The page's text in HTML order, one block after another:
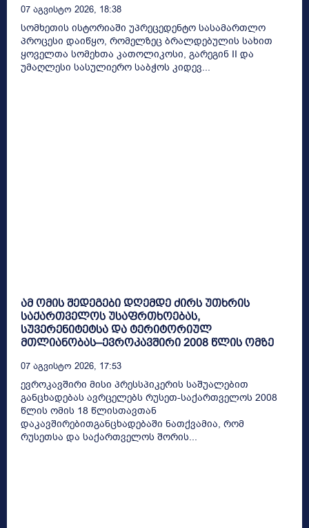
07 Აგვისტო 2026, 18:38
სომხეთის ისტორიაში უპრეცედენტო სასამართლო
პროცესი დაიწყო, რომელზეც ბრალდებულის სახით
ყოველთა სომეხთა კათოლიკოსი, გარეგინ II და
უმაღლესი სასულიერო საბჭოს კიდევ...
ამ ომის შედეგები დღემდე ძირს უთხრის
საქართველოს უსაფრთხოებას,
სუვერენიტეტსა და ტერიტორიულ
მთლიანობას–ევროკავშირი 2008 წლის ომზე
07 Აგვისტო 2026, 17:53
ევროკავშირი მისი პრესსპიკერის საშუალებით
განცხადებას ავრცელებს რუსეთ-საქართველოს 2008
წლის ომის 18 წლისთავთან
დაკავშირებითგანცხადებაში ნათქვამია, რომ
რუსეთსა და საქართველოს შორის...